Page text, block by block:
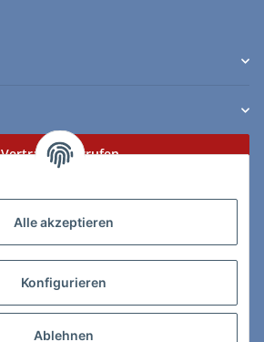
Alle akzeptieren
Konfigurieren
Ablehnen
Vertrag widerrufen